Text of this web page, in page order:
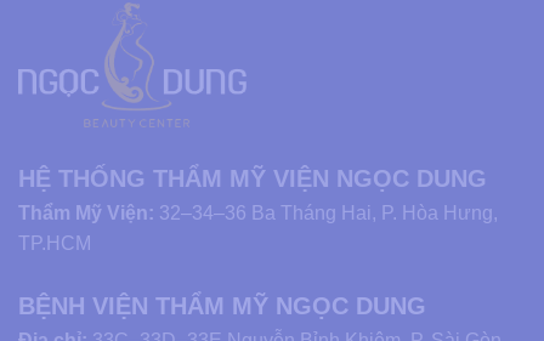
HỆ THỐNG THẨM MỸ VIỆN NGỌC DUNG
Thẩm Mỹ Viện: 32–34–36 Ba Tháng Hai, P. Hòa Hưng,
TP.HCM
BỆNH VIỆN THẨM MỸ NGỌC DUNG